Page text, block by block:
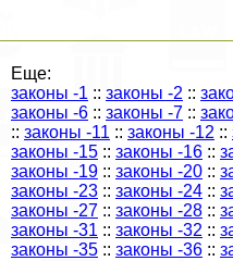
Еще:
законы -1 :: законы -2 ::
законы -6 :: законы -7 ::
:: законы -11 :: законы -12 ::
законы -15 :: законы -16 ::
законы -19 :: законы -20 ::
законы -23 :: законы -24 ::
законы -27 :: законы -28 ::
законы -31 :: законы -32 ::
законы -35 :: законы -36 ::